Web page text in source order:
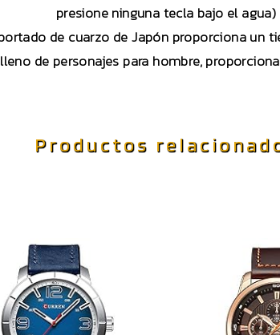
presione ninguna tecla bajo el agua)
de cuarzo de Japón proporciona un
de personajes para hombre,
Productos